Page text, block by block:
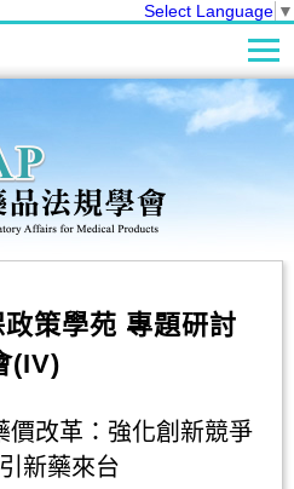
Select Language ▼
策學苑 專題研討
(IV)
價改革：強化創新競爭
新藥來台